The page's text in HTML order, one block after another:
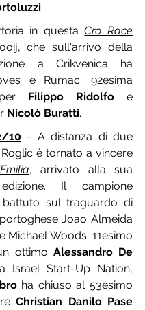
.
in questa Cro Race
che sull'arrivo della
a Crikvenica ha
e Rumac. 92esima
Filippo Ridolfo e
Nicolò Buratti.
10 - A distanza di due
è tornato a vincere
, arrivato alla sua
Il campione
sul traguardo di
Joao Almeida
Michael Woods. 11esimo
ottimo Alessandro De
ha chiuso al 53esimo
Christian Danilo Pase